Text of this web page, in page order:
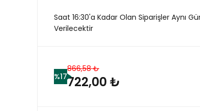
Saat 16:30'a Kadar Olan Siparişler Aynı
Verilecektir
%17
866,58 ₺
722,00 ₺